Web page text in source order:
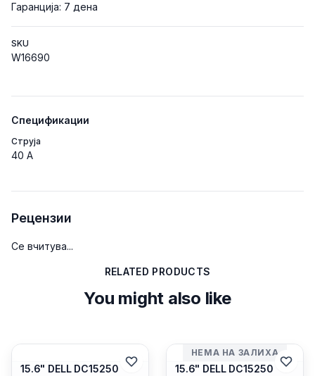
Гаранција: 7 дена
SKU
W16690
Спецификации
Струја
40 A
Рецензии
Се вчитува...
RELATED PRODUCTS
You might also like
15.6" DELL DC15250
НЕМА НА ЗАЛИХА
15.6" DELL DC15250